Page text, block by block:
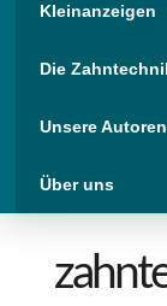
Kleinanzeigen
Die
Unsere Autoren
Über uns